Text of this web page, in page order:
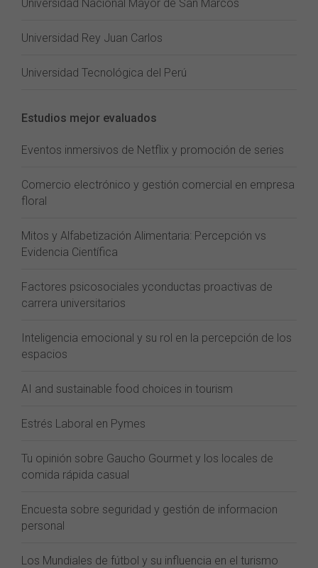
Universidad Nacional Mayor de San Marcos
Universidad Rey Juan Carlos
Universidad Tecnológica del Perú
Estudios mejor evaluados
Eventos inmersivos de Netflix y promoción de series
Comercio electrónico y gestión comercial en empresa
floral
Mitos y Alfabetización Alimentaria: Percepción vs
Evidencia Científica
Factores psicosociales yconductas proactivas de
carrera universitarios
Inteligencia emocional y su rol en la percepción de los
espacios
AI and sustainable food choices in tourism
Estrés Laboral en Pymes
Tu opinión sobre Gaucho Gourmet y los locales de
comida rápida casual
Encuesta sobre seguridad y gestión de informacion
personal
Los Mundiales de fútbol y su influencia en el turismo